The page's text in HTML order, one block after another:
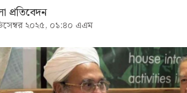
প্রতিবেদন
২০২৫, ০১:৪০ এএম